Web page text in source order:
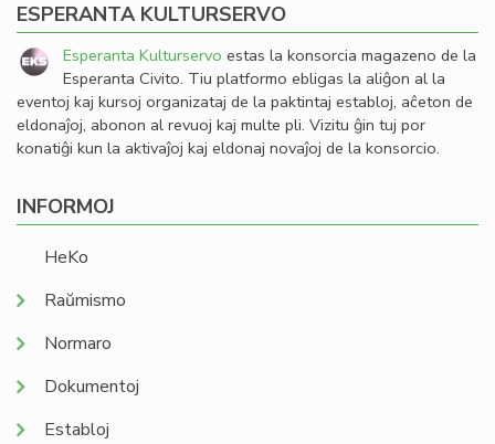
ESPERANTA KULTURSERVO
Esperanta Kulturservo estas la konsorcia magazeno de la
Esperanta Civito. Tiu platformo ebligas la aliĝon al la
eventoj kaj kursoj organizataj de la paktintaj establoj, aĉeton de
eldonaĵoj, abonon al revuoj kaj multe pli. Vizitu ĝin tuj por
konatiĝi kun la aktivaĵoj kaj eldonaj novaĵoj de la konsorcio.
INFORMOJ
HeKo
Raŭmismo
Normaro
Dokumentoj
Establoj